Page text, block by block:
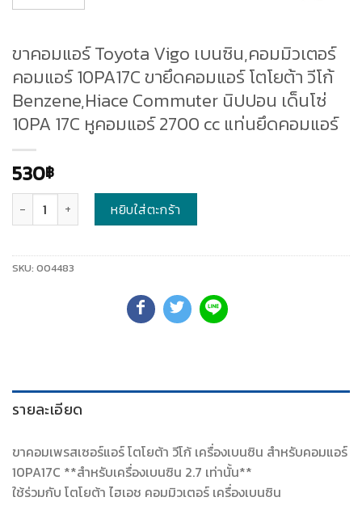
ขาคอมแอร์ Toyota Vigo เบนซิน,คอมมิวเตอร์
คอมแอร์ 10PA17C ขายึดคอมแอร์ โตโยต้า วีโก้
Benzene,Hiace Commuter นิปปอน เด็นโซ่
10PA 17C หูคอมแอร์ 2700 cc แท่นยึดคอมแอร์
530฿
หยิบใส่ตะกร้า
SKU: 004483
รายละเอียด
ขาคอมเพรสเซอร์แอร์ โตโยต้า วีโก้ เครื่องเบนซิน สำหรับคอมแอร์
10PA17C **สำหรับเครื่องเบนซิน 2.7 เท่านั้น**
ใช้ร่วมกับ โตโยต้า ไฮเอช คอมมิวเตอร์ เครื่องเบนซิน